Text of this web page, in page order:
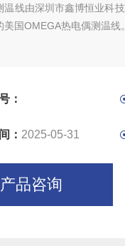
温线由深圳市鑫博恒业科
美国OMEGA热电偶测温线。
：
： 2025-05-31
产品咨询